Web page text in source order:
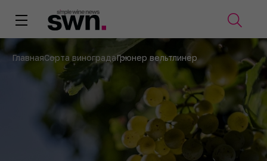
ГлавнаяСорта виноградаГрюнер вельтлинер